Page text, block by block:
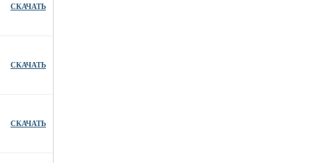
СКАЧАТЬ
СКАЧАТЬ
СКАЧАТЬ